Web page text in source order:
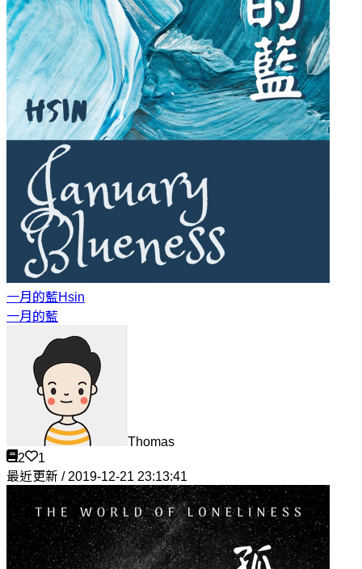
一月的藍Hsin
一月的藍
Thomas
2
1
最近更新 / 2019-12-21 23:13:41